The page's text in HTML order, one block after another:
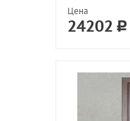
Цена
24202